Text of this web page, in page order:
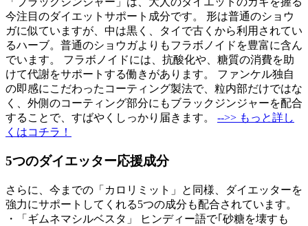
今注目のダイエットサポート成分です。 形は普通のショウ
ガに似ていますが、中は黒く、タイで古くから利用されてい
るハーブ。普通のショウガよりもフラボノイドを豊富に含ん
でいます。 フラボノイドには、抗酸化や、糖質の消費を助
けて代謝をサポートする働きがあります。 ファンケル独自
の即感にこだわったコーティング製法で、粒内部だけではな
く、外側のコーティング部分にもブラックジンジャーを配合
することで、すばやくしっかり届きます。 -->> もっと詳し
くはコチラ！
5つのダイエッター応援成分
さらに、今までの「カロリミット」と同様、ダイエッターを
強力にサポートしてくれる5つの成分も配合されています。
・「ギムネマシルベスタ」 ヒンディー語で｢砂糖を壊すも